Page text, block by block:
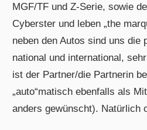
MGF/TF und Z-Serie, sowie
Cyberster und leben „the
neben den Autos sind uns die
national und international,
ist der Partner/die Partnerin
„auto“matisch ebenfalls als
anders gewünscht). Natürlich